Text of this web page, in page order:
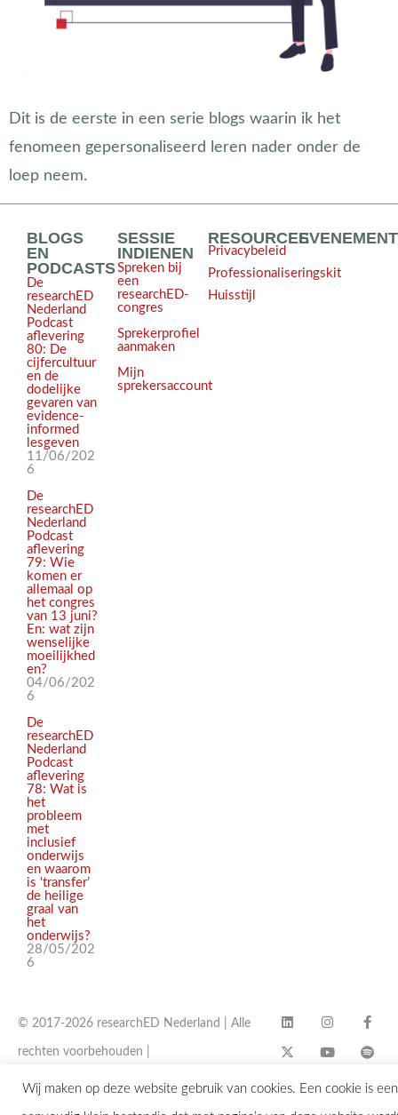
Dit is de eerste in een serie blogs waarin ik het
fenomeen gepersonaliseerd leren nader onder de
loep neem.
BLOGS
EN
PODCASTS
De
researchED
Nederland
Podcast
aflevering
80: De
cijfercultuur
en de
dodelijke
gevaren van
evidence-
informed
lesgeven
11/06/202
6
De
researchED
Nederland
Podcast
aflevering
79: Wie
komen er
allemaal op
het congres
van 13 juni?
En: wat zijn
wenselijke
moeilijkhed
en?
04/06/202
6
De
researchED
Nederland
Podcast
aflevering
78: Wat is
het
probleem
met
inclusief
onderwijs
en waarom
is ‘transfer’
de heilige
graal van
het
onderwijs?
28/05/202
6
SESSIE
INDIENEN
Spreken bij
een
researchED-
congres
Sprekerprofiel
aanmaken
Mijn
sprekersaccount
RESOURCES
Privacybeleid
Professionaliseringskit
Huisstijl
© 2017-2026 researchED Nederland | Alle
rechten voorbehouden |
Wij maken op deze website gebruik van cookies. Een cookie is een